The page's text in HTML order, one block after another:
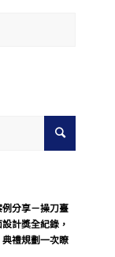
分享－操刀臺
計獎全紀錄，
禮規劃一次瞭